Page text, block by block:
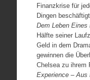
Finanzkrise für
Dingen
Dem Leben Eines
Hälfte seiner
Geld in dem
gewinnen die
Chelsea zu ihrem
Experience – Aus